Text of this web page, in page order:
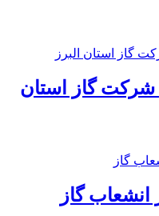
شرکت گاز استان
گاز